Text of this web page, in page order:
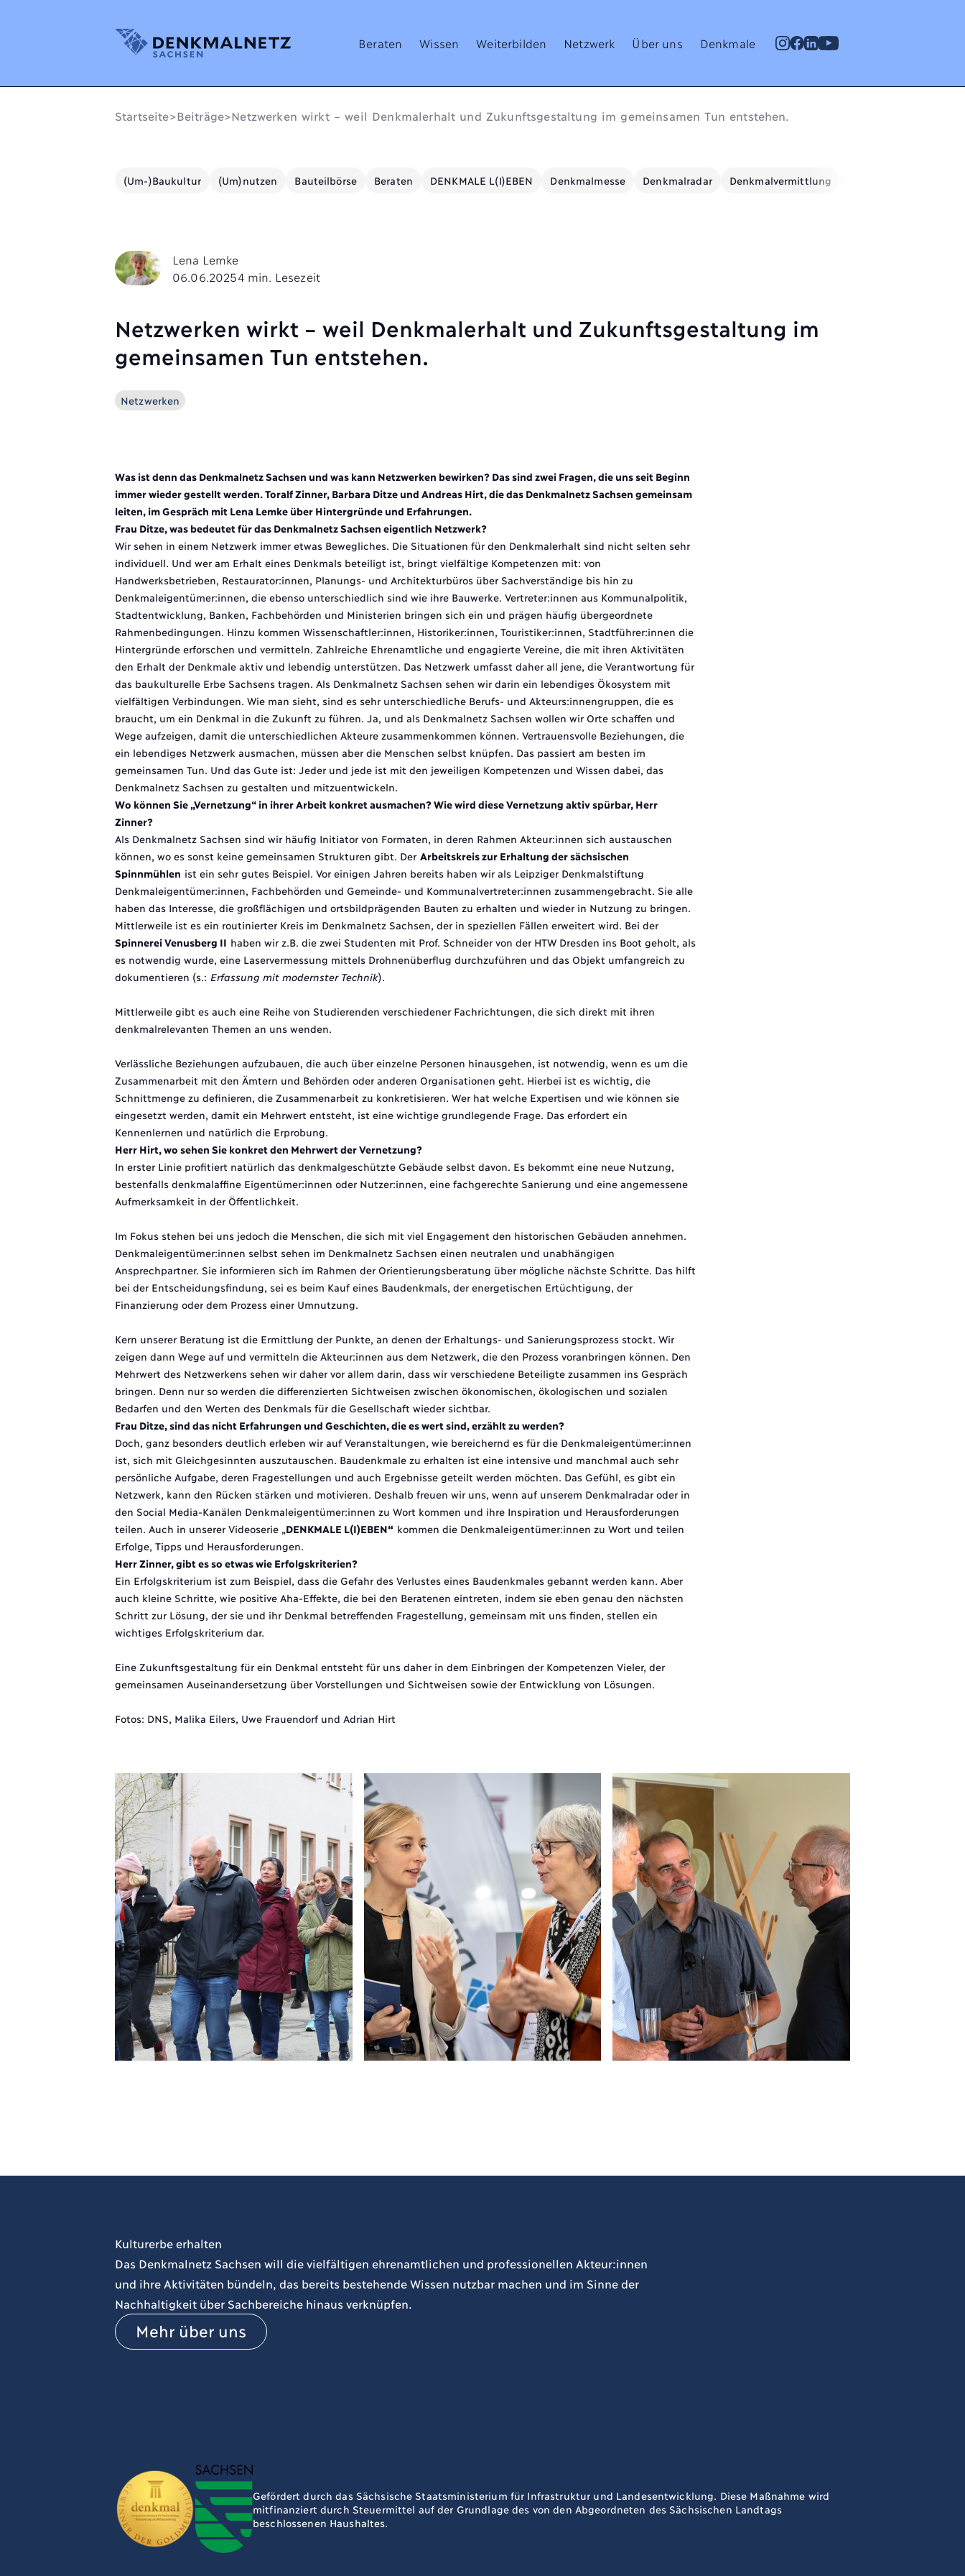
Denkmalnetz Sachsen Beraten Wissen Weiterbilden Netzwerk Über uns Denkmale
Startseite>Beiträge>Netzwerken wirkt – weil Denkmalerhalt und Zukunftsgestaltung im gemeinsamen Tun entstehen.
(Um-)Baukultur (Um)nutzen Bauteilbörse Beraten DENKMALE L(I)EBEN Denkmalmesse Denkmalradar Denkmalvermittlung
Lena Lemke
06.06.20254 min. Lesezeit
Netzwerken wirkt – weil Denkmalerhalt und Zukunftsgestaltung im
gemeinsamen Tun entstehen.
Netzwerken
Was ist denn das Denkmalnetz Sachsen und was kann Netzwerken bewirken? Das sind zwei Fragen, die uns seit Beginn
immer wieder gestellt werden. Toralf Zinner, Barbara Ditze und Andreas Hirt, die das Denkmalnetz Sachsen gemeinsam
leiten, im Gespräch mit Lena Lemke über Hintergründe und Erfahrungen.
Frau Ditze, was bedeutet für das Denkmalnetz Sachsen eigentlich Netzwerk?
Wir sehen in einem Netzwerk immer etwas Bewegliches. Die Situationen für den Denkmalerhalt sind nicht selten sehr
individuell. Und wer am Erhalt eines Denkmals beteiligt ist, bringt vielfältige Kompetenzen mit: von
Handwerksbetrieben, Restaurator:innen, Planungs- und Architekturbüros über Sachverständige bis hin zu
Denkmaleigentümer:innen, die ebenso unterschiedlich sind wie ihre Bauwerke. Vertreter:innen aus Kommunalpolitik,
Stadtentwicklung, Banken, Fachbehörden und Ministerien bringen sich ein und prägen häufig übergeordnete
Rahmenbedingungen. Hinzu kommen Wissenschaftler:innen, Historiker:innen, Touristiker:innen, Stadtführer:innen die
Hintergründe erforschen und vermitteln. Zahlreiche Ehrenamtliche und engagierte Vereine, die mit ihren Aktivitäten
den Erhalt der Denkmale aktiv und lebendig unterstützen. Das Netzwerk umfasst daher all jene, die Verantwortung für
das baukulturelle Erbe Sachsens tragen. Als Denkmalnetz Sachsen sehen wir darin ein lebendiges Ökosystem mit
vielfältigen Verbindungen. Wie man sieht, sind es sehr unterschiedliche Berufs- und Akteurs:innengruppen, die es
braucht, um ein Denkmal in die Zukunft zu führen. Ja, und als Denkmalnetz Sachsen wollen wir Orte schaffen und
Wege aufzeigen, damit die unterschiedlichen Akteure zusammenkommen können. Vertrauensvolle Beziehungen, die
ein lebendiges Netzwerk ausmachen, müssen aber die Menschen selbst knüpfen. Das passiert am besten im
gemeinsamen Tun. Und das Gute ist: Jeder und jede ist mit den jeweiligen Kompetenzen und Wissen dabei, das
Denkmalnetz Sachsen zu gestalten und mitzuentwickeln.
Wo können Sie „Vernetzung“ in ihrer Arbeit konkret ausmachen? Wie wird diese Vernetzung aktiv spürbar, Herr
Zinner?
Als Denkmalnetz Sachsen sind wir häufig Initiator von Formaten, in deren Rahmen Akteur:innen sich austauschen
können, wo es sonst keine gemeinsamen Strukturen gibt. Der Arbeitskreis zur Erhaltung der sächsischen
Spinnmühlen ist ein sehr gutes Beispiel. Vor einigen Jahren bereits haben wir als Leipziger Denkmalstiftung
Denkmaleigentümer:innen, Fachbehörden und Gemeinde- und Kommunalvertreter:innen zusammengebracht. Sie alle
haben das Interesse, die großflächigen und ortsbildprägenden Bauten zu erhalten und wieder in Nutzung zu bringen.
Mittlerweile ist es ein routinierter Kreis im Denkmalnetz Sachsen, der in speziellen Fällen erweitert wird. Bei der
Spinnerei Venusberg II haben wir z.B. die zwei Studenten mit Prof. Schneider von der HTW Dresden ins Boot geholt, als
es notwendig wurde, eine Laservermessung mittels Drohnenüberflug durchzuführen und das Objekt umfangreich zu
dokumentieren (s.: Erfassung mit modernster Technik).
Mittlerweile gibt es auch eine Reihe von Studierenden verschiedener Fachrichtungen, die sich direkt mit ihren
denkmalrelevanten Themen an uns wenden.
Verlässliche Beziehungen aufzubauen, die auch über einzelne Personen hinausgehen, ist notwendig, wenn es um die
Zusammenarbeit mit den Ämtern und Behörden oder anderen Organisationen geht. Hierbei ist es wichtig, die
Schnittmenge zu definieren, die Zusammenarbeit zu konkretisieren. Wer hat welche Expertisen und wie können sie
eingesetzt werden, damit ein Mehrwert entsteht, ist eine wichtige grundlegende Frage. Das erfordert ein
Kennenlernen und natürlich die Erprobung.
Herr Hirt, wo sehen Sie konkret den Mehrwert der Vernetzung?
In erster Linie profitiert natürlich das denkmalgeschützte Gebäude selbst davon. Es bekommt eine neue Nutzung,
bestenfalls denkmalaffine Eigentümer:innen oder Nutzer:innen, eine fachgerechte Sanierung und eine angemessene
Aufmerksamkeit in der Öffentlichkeit.
Im Fokus stehen bei uns jedoch die Menschen, die sich mit viel Engagement den historischen Gebäuden annehmen.
Denkmaleigentümer:innen selbst sehen im Denkmalnetz Sachsen einen neutralen und unabhängigen
Ansprechpartner. Sie informieren sich im Rahmen der Orientierungsberatung über mögliche nächste Schritte. Das hilft
bei der Entscheidungsfindung, sei es beim Kauf eines Baudenkmals, der energetischen Ertüchtigung, der
Finanzierung oder dem Prozess einer Umnutzung.
Kern unserer Beratung ist die Ermittlung der Punkte, an denen der Erhaltungs- und Sanierungsprozess stockt. Wir
zeigen dann Wege auf und vermitteln die Akteur:innen aus dem Netzwerk, die den Prozess voranbringen können. Den
Mehrwert des Netzwerkens sehen wir daher vor allem darin, dass wir verschiedene Beteiligte zusammen ins Gespräch
bringen. Denn nur so werden die differenzierten Sichtweisen zwischen ökonomischen, ökologischen und sozialen
Bedarfen und den Werten des Denkmals für die Gesellschaft wieder sichtbar.
Frau Ditze, sind das nicht Erfahrungen und Geschichten, die es wert sind, erzählt zu werden?
Doch, ganz besonders deutlich erleben wir auf Veranstaltungen, wie bereichernd es für die Denkmaleigentümer:innen
ist, sich mit Gleichgesinnten auszutauschen. Baudenkmale zu erhalten ist eine intensive und manchmal auch sehr
persönliche Aufgabe, deren Fragestellungen und auch Ergebnisse geteilt werden möchten. Das Gefühl, es gibt ein
Netzwerk, kann den Rücken stärken und motivieren. Deshalb freuen wir uns, wenn auf unserem Denkmalradar oder in
den Social Media-Kanälen Denkmaleigentümer:innen zu Wort kommen und ihre Inspiration und Herausforderungen
teilen. Auch in unserer Videoserie „ DENKMALE L(I)EBEN“ kommen die Denkmaleigentümer:innen zu Wort und teilen
Erfolge, Tipps und Herausforderungen.
Herr Zinner, gibt es so etwas wie Erfolgskriterien?
Ein Erfolgskriterium ist zum Beispiel, dass die Gefahr des Verlustes eines Baudenkmales gebannt werden kann. Aber
auch kleine Schritte, wie positive Aha-Effekte, die bei den Beratenen eintreten, indem sie eben genau den nächsten
Schritt zur Lösung, der sie und ihr Denkmal betreffenden Fragestellung, gemeinsam mit uns finden, stellen ein
wichtiges Erfolgskriterium dar.
Eine Zukunftsgestaltung für ein Denkmal entsteht für uns daher in dem Einbringen der Kompetenzen Vieler, der
gemeinsamen Auseinandersetzung über Vorstellungen und Sichtweisen sowie der Entwicklung von Lösungen.
Fotos: DNS, Malika Eilers, Uwe Frauendorf und Adrian Hirt
Kulturerbe erhalten
Das Denkmalnetz Sachsen will die vielfältigen ehrenamtlichen und professionellen Akteur:innen
und ihre Aktivitäten bündeln, das bereits bestehende Wissen nutzbar machen und im Sinne der
Nachhaltigkeit über Sachbereiche hinaus verknüpfen.
Mehr über uns
Gefördert durch das Sächsische Staatsministerium für Infrastruktur und Landesentwicklung. Diese Maßnahme wird
mitfinanziert durch Steuermittel auf der Grundlage des von den Abgeordneten des Sächsischen Landtags
beschlossenen Haushaltes.